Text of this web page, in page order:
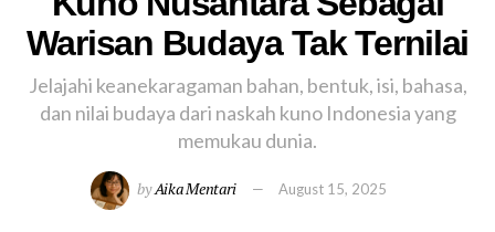
Warisan Budaya Tak Ternilai
Jelajahi keanekaragaman bahan, bentuk, isi, bahasa,
dan nilai budaya dari naskah kuno Indonesia yang
memukau dunia.
byAika Mentari August 15, 2025